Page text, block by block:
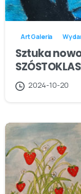
Art Galeria
Sztuka
2024-10-20